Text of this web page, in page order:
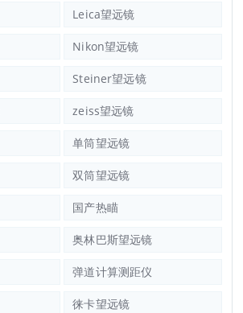
Leica望远镜
Nikon望远镜
Steiner望远镜
zeiss望远镜
单筒望远镜
双筒望远镜
国产热瞄
奥林巴斯望远镜
弹道计算测距仪
徕卡望远镜